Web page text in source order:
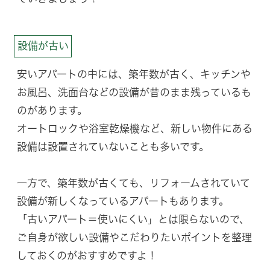
設備が古い
安いアパートの中には、築年数が古く、キッチンや
お風呂、洗面台などの設備が昔のまま残っているも
のがあります。
オートロックや浴室乾燥機など、新しい物件にある
設備は設置されていないことも多いです。
一方で、築年数が古くても、リフォームされていて
設備が新しくなっているアパートもあります。
「古いアパート＝使いにくい」とは限らないので、
ご自身が欲しい設備やこだわりたいポイントを整理
しておくのがおすすめですよ！